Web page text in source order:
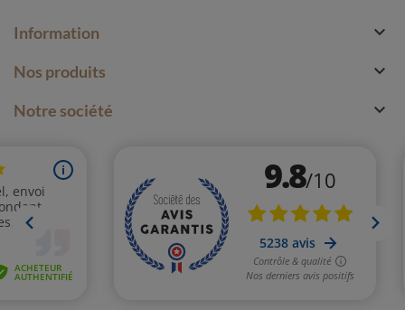
Information 
Nos produits 
Notre société 